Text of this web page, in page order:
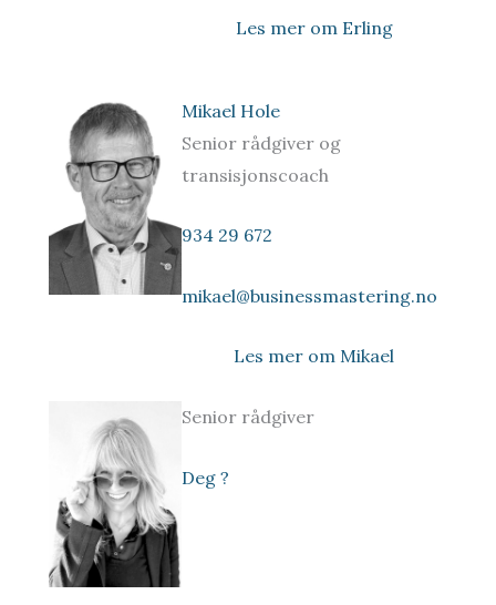
Les mer om Erling
Mikael Hole
Senior rådgiver og
transisjonscoach
934 29 672
mikael@businessmastering.no
Les mer om Mikael
Senior rådgiver
Deg ?